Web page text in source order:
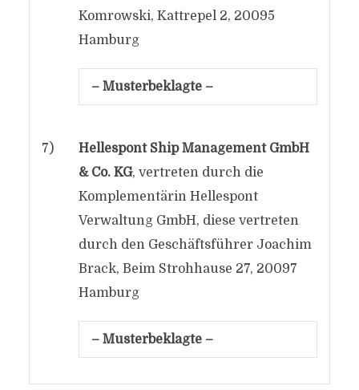
Komrowski, Kattrepel 2, 20095
Hamburg
– Musterbeklagte –
7)
Hellespont Ship Management GmbH
& Co. KG, vertreten durch die
Komplementärin Hellespont
Verwaltung GmbH, diese vertreten
durch den Geschäftsführer Joachim
Brack, Beim Strohhause 27, 20097
Hamburg
– Musterbeklagte –